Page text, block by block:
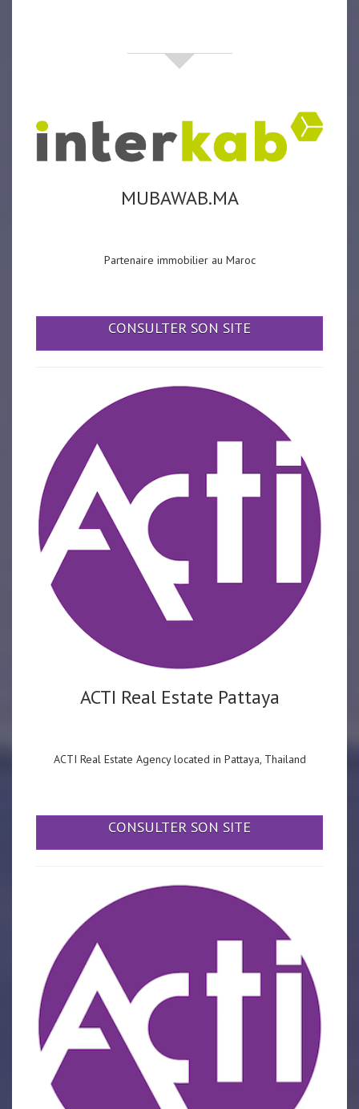
MUBAWAB.MA
Partenaire immobilier au Maroc
CONSULTER SON SITE
ACTI Real Estate Pattaya
ACTI Real Estate Agency located in Pattaya, Thailand
CONSULTER SON SITE